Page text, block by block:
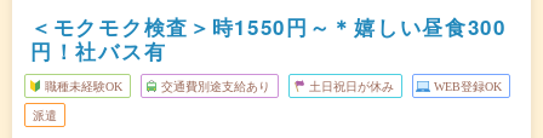
＜モクモク検査＞時1550円～＊嬉しい昼食300
円！社バス有
職種未経験OK 交通費別途支給あり 土日祝日が休み WEB登録OK
派遣